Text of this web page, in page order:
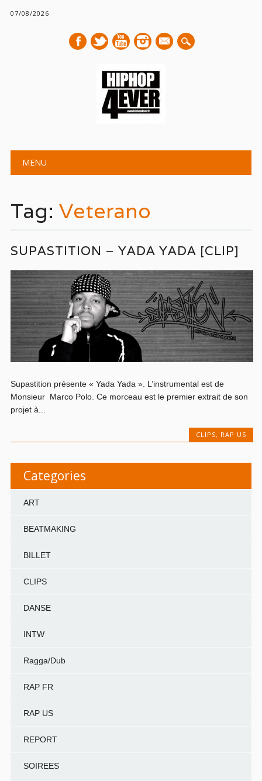
07/08/2026
mail
Main menu
MENU
Tag: Veterano
SUPASTITION – YADA YADA [CLIP]
Supastition présente « Yada Yada ». L’instrumental est de
Monsieur Marco Polo. Ce morceau est le premier extrait de son
projet à...
CLIPS, RAP US
Categories
ART
BEATMAKING
BILLET
CLIPS
DANSE
INTW
Ragga/Dub
RAP FR
RAP US
REPORT
SOIREES